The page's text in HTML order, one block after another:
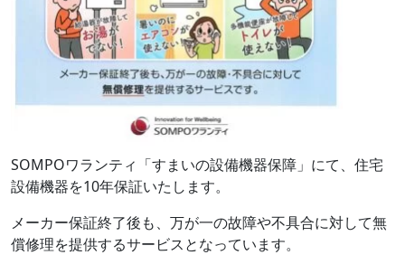
SOMPOワランティ「すまいの設備機器保障」にて、住宅
設備機器を10年保証いたします。
メーカー保証終了後も、万が一の故障や不具合に対して無
償修理を提供するサービスとなっています。